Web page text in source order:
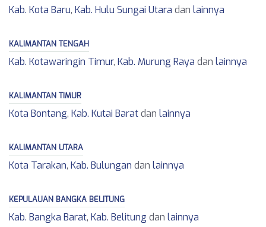
Kab. Kota Baru, Kab. Hulu Sungai Utara dan lainnya
KALIMANTAN TENGAH
Kab. Kotawaringin Timur, Kab. Murung Raya dan lainnya
KALIMANTAN TIMUR
Kota Bontang, Kab. Kutai Baratdan lainnya
KALIMANTAN UTARA
Kota Tarakan, Kab. Bulungan dan lainnya
KEPULAUAN BANGKA BELITUNG
Kab. Bangka Barat, Kab. Belitung dan lainnya